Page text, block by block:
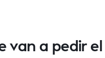
van a pedir